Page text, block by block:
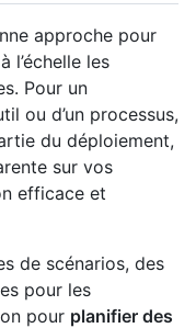
approche pour
l’échelle les
Pour un
ou d’un processus,
du déploiement,
sur vos
efficace et
de scénarios, des
pour les
pour planifier des